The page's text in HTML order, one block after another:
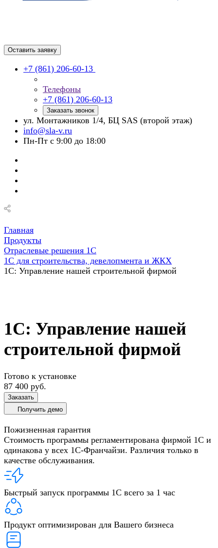
Оставить заявку
+7 (861) 206-60-13
Телефоны
+7 (861) 206-60-13
Заказать звонок
ул. Монтажников 1/4, БЦ SAS (второй этаж)
info@sla-v.ru
Пн-Пт с 9:00 до 18:00
Главная
Продукты
Отраслевые решения 1С
1С для строительства, девелопмента и ЖКХ
1С: Управление нашей строительной фирмой
1С: Управление нашей
строительной фирмой
Готово к установке
87 400 руб.
Заказать
Получить демо
Пожизненная гарантия
Стоимость программы регламентирована фирмой 1С и
одинакова у всех 1С-Франчайзи. Различия только в
качестве обслуживания.
Быстрый запуск программы 1С всего за 1 час
Продукт оптимизирован для Вашего бизнеса